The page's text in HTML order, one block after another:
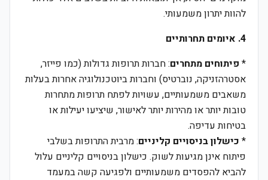
להוות יתרון משמעותי.
4. איומים תחרותיים
* פיתוחים מתחרים: חברות תרופות גדולות (כמו פייזר,
אסטרהזניקה, נוברטיס) וחברות ביוטכנולוגיה אחרות בעלות
משאבים משמעותיים, עשויות לפתח תרופות מתחרות
טובות יותר או מהירות יותר לאישור, שיציעו יעילות או
בטיחות עדיפה.
* כישלון בניסויים קליניים: מרבית התרופות בשלבי
פיתוח אינן מגיעות לשוק. כישלון בניסויים קליניים עלול
להביא להפסדים משמעותיים ולפגיעה קשה במעמד